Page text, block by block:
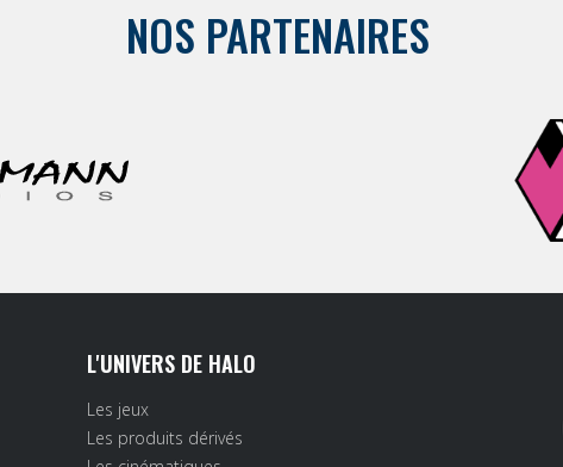
NOS PARTENAIRES
L'UNIVERS DE HALO
Les jeux
Les produits dérivés